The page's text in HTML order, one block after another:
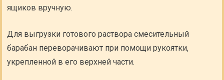
ящиков вручную.
Для выгрузки готового раствора смесительный
барабан переворачивают при помощи рукоятки,
укрепленной в его верхней части.